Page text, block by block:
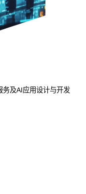
及AI应用设计与开发